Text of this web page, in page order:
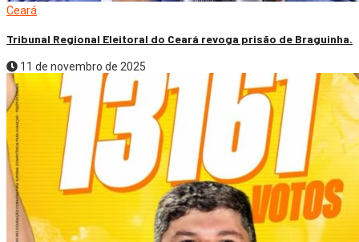
Ceará
Tribunal Regional Eleitoral do Ceará revoga prisão de Braguinha.
11 de novembro de 2025